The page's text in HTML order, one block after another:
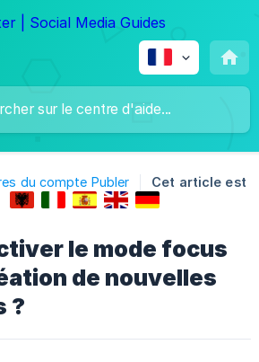
du compte Publer
Cet article est
le mode focus
de nouvelles
?